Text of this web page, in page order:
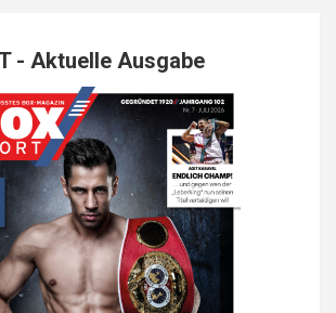
- Aktuelle Ausgabe